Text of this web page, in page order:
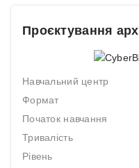
Проєктування
Навчальний центр
Формат
Початок навчання
Тривалість
Рівень